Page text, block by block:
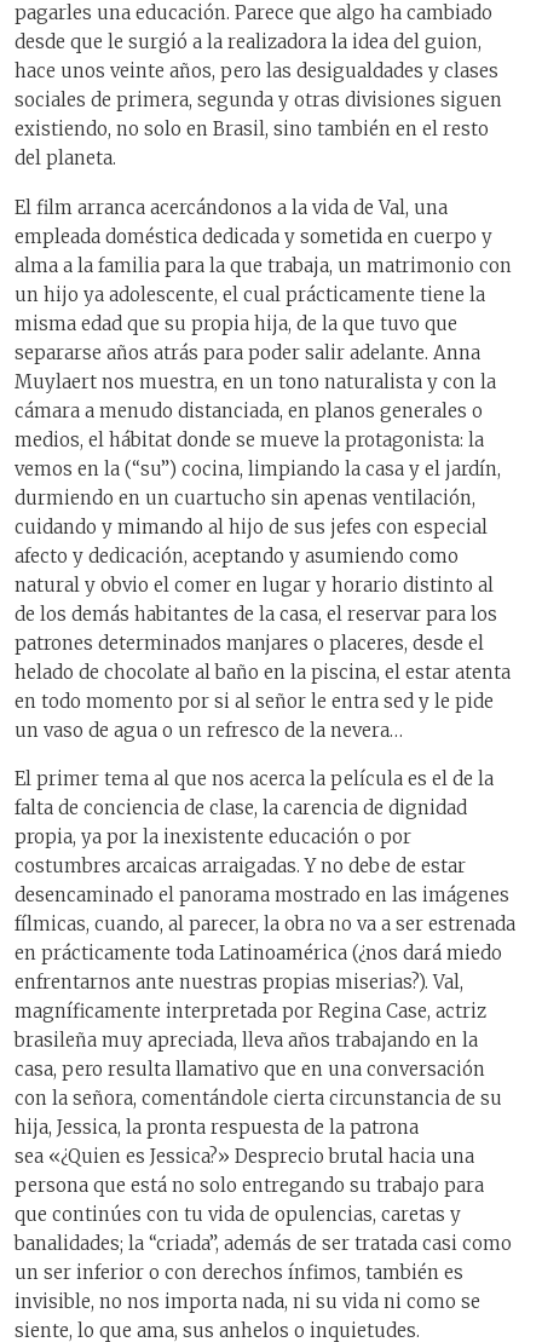
pagarles una educación. Parece que algo ha cambiado
desde que le surgió a la realizadora la idea del guion,
hace unos veinte años, pero las desigualdades y clases
sociales de primera, segunda y otras divisiones siguen
existiendo, no solo en Brasil, sino también en el resto
del planeta.
El film arranca acercándonos a la vida de Val, una
empleada doméstica dedicada y sometida en cuerpo y
alma a la familia para la que trabaja, un matrimonio con
un hijo ya adolescente, el cual prácticamente tiene la
misma edad que su propia hija, de la que tuvo que
separarse años atrás para poder salir adelante. Anna
Muylaert nos muestra, en un tono naturalista y con la
cámara a menudo distanciada, en planos generales o
medios, el hábitat donde se mueve la protagonista: la
vemos en la (“su”) cocina, limpiando la casa y el jardín,
durmiendo en un cuartucho sin apenas ventilación,
cuidando y mimando al hijo de sus jefes con especial
afecto y dedicación, aceptando y asumiendo como
natural y obvio el comer en lugar y horario distinto al
de los demás habitantes de la casa, el reservar para los
patrones determinados manjares o placeres, desde el
helado de chocolate al baño en la piscina, el estar atenta
en todo momento por si al señor le entra sed y le pide
un vaso de agua o un refresco de la nevera…
El primer tema al que nos acerca la película es el de la
falta de conciencia de clase, la carencia de dignidad
propia, ya por la inexistente educación o por
costumbres arcaicas arraigadas. Y no debe de estar
desencaminado el panorama mostrado en las imágenes
fílmicas, cuando, al parecer, la obra no va a ser estrenada
en prácticamente toda Latinoamérica (¿nos dará miedo
enfrentarnos ante nuestras propias miserias?). Val,
magníficamente interpretada por Regina Case, actriz
brasileña muy apreciada, lleva años trabajando en la
casa, pero resulta llamativo que en una conversación
con la señora, comentándole cierta circunstancia de su
hija, Jessica, la pronta respuesta de la patrona
sea «¿Quien es Jessica?» Desprecio brutal hacia una
persona que está no solo entregando su trabajo para
que continúes con tu vida de opulencias, caretas y
banalidades; la “criada”, además de ser tratada casi como
un ser inferior o con derechos ínfimos, también es
invisible, no nos importa nada, ni su vida ni como se
siente, lo que ama, sus anhelos o inquietudes.